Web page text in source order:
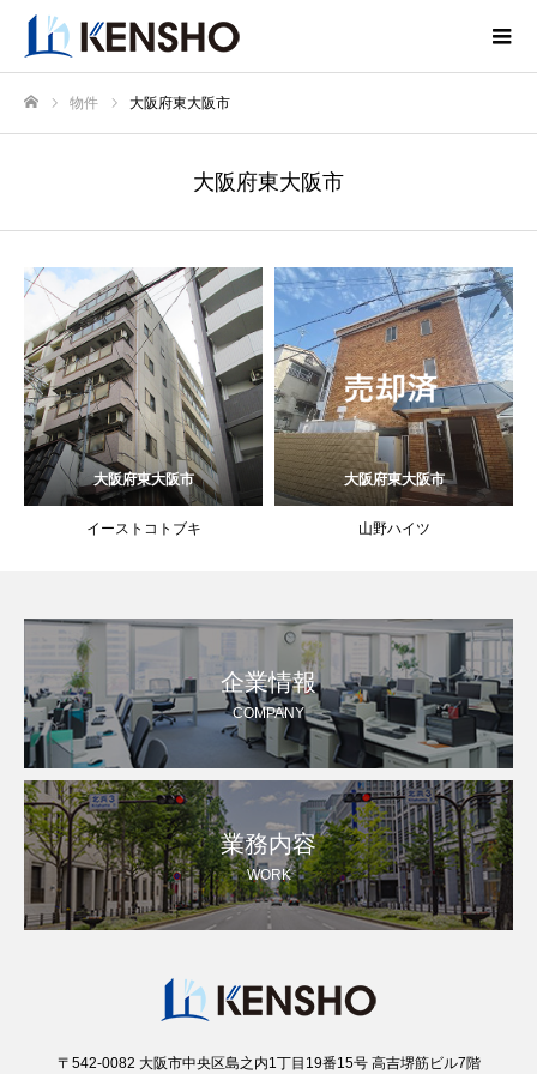
物件 大阪府東大阪市
大阪府東大阪市
大阪府東大阪市
イーストコトブキ
大阪府東大阪市
山野ハイツ
企業情報
COMPANY
業務内容
WORK
〒542-0082 大阪市中央区島之内1丁目19番15号 高吉堺筋ビル7階